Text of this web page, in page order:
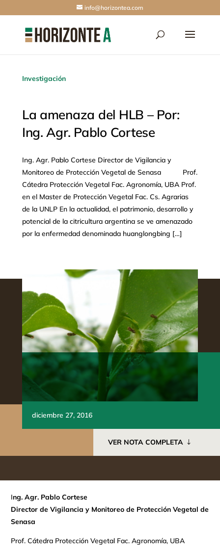
info@horizontea.com
Investigación
La amenaza del HLB – Por:
Ing. Agr. Pablo Cortese
Ing. Agr. Pablo Cortese Director de Vigilancia y
Monitoreo de Protección Vegetal de Senasa Prof.
Cátedra Protección Vegetal Fac. Agronomía, UBA Prof.
en el Master de Protección Vegetal Fac. Cs. Agrarias
de la UNLP En la actualidad, el patrimonio, desarrollo y
potencial de la citricultura argentina se ve amenazado
por la enfermedad denominada huanglongbing […]
diciembre 27, 2016
VER NOTA COMPLETA
Ing. Agr. Pablo Cortese
Director de Vigilancia y Monitoreo de Protección Vegetal de
Senasa
Prof. Cátedra Protección Vegetal Fac. Agronomía, UBA